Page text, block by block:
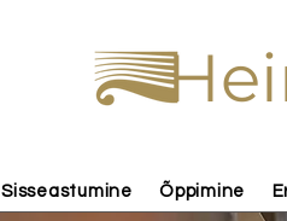
Sisseastumine Õppimine